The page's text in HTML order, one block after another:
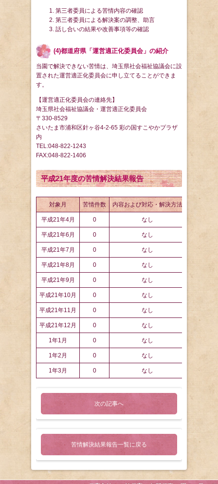
第三者委員による苦情内容の確認
第三者委員による解決案の調整、助言
話し合いの結果や改善事項等の確認
(4)都道府県「運営適正化委員会」の紹介
当園で解決できない苦情は、埼玉県社会福祉協議会に設
置された運営適正化委員会に申し立てることができま
す。
【運営適正化委員会の連絡先】
埼玉県社会福祉協議会・運営適正化委員会
〒330-8529
さいたま市浦和区針ヶ谷4-2-65 彩の国すこやかプラザ
内
TEL:048-822-1243
FAX:048-822-1406
平成21年度の苦情解決結果報告
対象月 苦情件数 内容および対応・解決方法
平成21年4月 0 なし
平成21年6月 0 なし
平成21年7月 0 なし
平成21年8月 0 なし
平成21年9月 0 なし
平成21年10月 0 なし
平成21年11月 0 なし
平成21年12月 0 なし
1年1月 0 なし
1年2月 0 なし
1年3月 0 なし
次の記事へ
苦情解決結果報告一覧に戻る